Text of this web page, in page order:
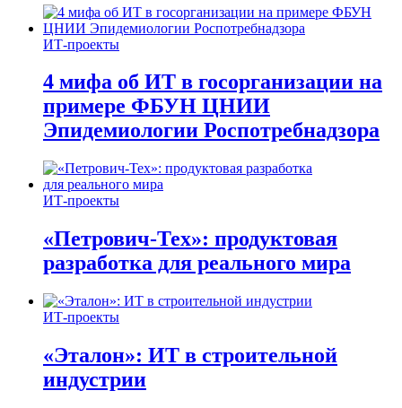
ИТ-проекты
4 мифа об ИТ в госорганизации на
примере ФБУН ЦНИИ
Эпидемиологии Роспотребнадзора
ИТ-проекты
«Петрович-Тех»: продуктовая
разработка для реального мира
ИТ-проекты
«Эталон»: ИТ в строительной
индустрии